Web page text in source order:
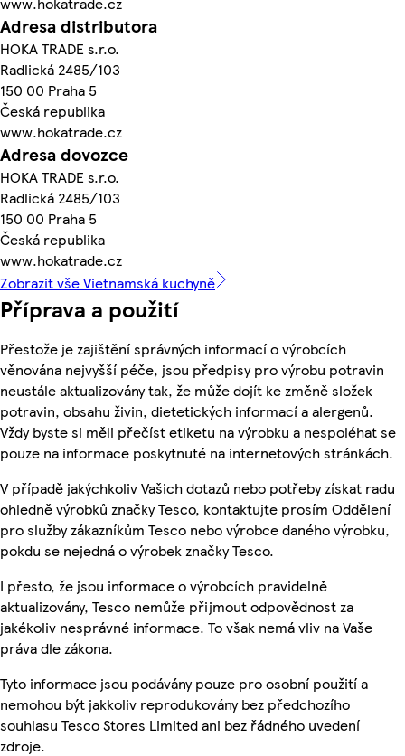
Adresa distributora
HOKA TRADE s.r.o.
Radlická 2485/103
150 00 Praha 5
Česká republika
www.hokatrade.cz
Adresa dovozce
HOKA TRADE s.r.o.
Radlická 2485/103
150 00 Praha 5
Česká republika
www.hokatrade.cz
Zobrazit vše Vietnamská kuchyně
Příprava a použití
Přestože je zajištění správných informací o výrobcích
věnována nejvyšší péče, jsou předpisy pro výrobu potravin
neustále aktualizovány tak, že může dojít ke změně složek
potravin, obsahu živin, dietetických informací a alergenů.
Vždy byste si měli přečíst etiketu na výrobku a nespoléhat se
pouze na informace poskytnuté na internetových stránkách.
V případě jakýchkoliv Vašich dotazů nebo potřeby získat radu
ohledně výrobků značky Tesco, kontaktujte prosím Oddělení
pro služby zákazníkům Tesco nebo výrobce daného výrobku,
pokdu se nejedná o výrobek značky Tesco.
I přesto, že jsou informace o výrobcích pravidelně
aktualizovány, Tesco nemůže přijmout odpovědnost za
jakékoliv nesprávné informace. To však nemá vliv na Vaše
práva dle zákona.
Tyto informace jsou podávány pouze pro osobní použití a
nemohou být jakkoliv reprodukovány bez předchozího
souhlasu Tesco Stores Limited ani bez řádného uvedení
zdroje.